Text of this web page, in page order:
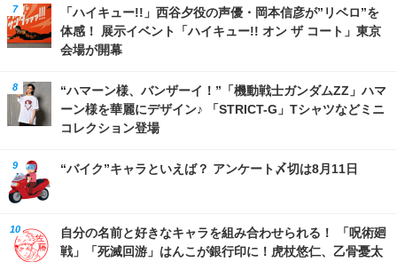
「ハイキュー!!」西谷夕役の声優・岡本信彦が”リベロ”を
体感！ 展示イベント「ハイキュー!! オン ザ コート」東京
会場が開幕
“ハマーン様、バンザーイ！”「機動戦士ガンダムZZ」ハマ
ーン様を華麗にデザイン♪ 「STRICT-G」Tシャツなどミニ
コレクション登場
“バイク”キャラといえば？ アンケート〆切は8月11日
自分の名前と好きなキャラを組み合わせられる！ 「呪術廻
戦」「死滅回游」はんこが銀行印に！虎杖悠仁、乙骨憂太